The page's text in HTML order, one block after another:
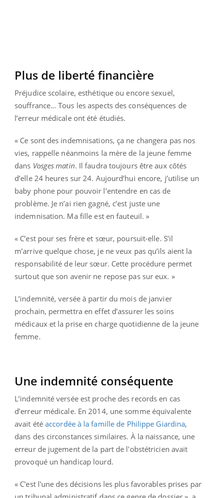
Plus de liberté financière
Préjudice scolaire, esthétique ou encore sexuel,
souffrance… Tous les aspects des conséquences de
l’erreur médicale ont été étudiés.
« Ce sont des indemnisations, ça ne changera pas nos
vies, rappelle néanmoins la mère de la jeune femme
dans Vosges matin. Il faudra toujours être aux côtés
d’elle 24 heures sur 24. Aujourd’hui encore, j’utilise un
baby phone pour pouvoir l’entendre en cas de
problème. Je n’ai rien gagné, c’est juste une
indemnisation. Ma fille est en fauteuil. »
« C’est pour ses frère et sœur, poursuit-elle. S’il
m’arrive quelque chose, je ne veux pas qu’ils aient la
responsabilité de leur sœur. Cette procédure permet
surtout que son avenir ne repose pas sur eux. »
L’indemnité, versée à partir du mois de janvier
prochain, permettra en effet d’assurer les soins
médicaux et la prise en charge quotidienne de la jeune
femme.
Une indemnité conséquente
L’indemnité versée est proche des records en cas
d’erreur médicale. En 2014, une somme équivalente
avait été accordée à la famille de Philippe Giardina,
dans des circonstances similaires. À la naissance, une
erreur de jugement de la part de l'obstétricien avait
provoqué un handicap lourd.
« C'est l'une des décisions les plus favorables prises par